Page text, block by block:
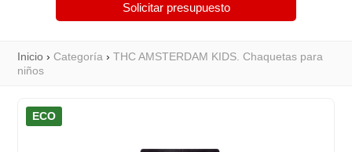
Solicitar presupuesto
Inicio ›Categoría ›THC AMSTERDAM KIDS. Chaquetas para
niños
ECO